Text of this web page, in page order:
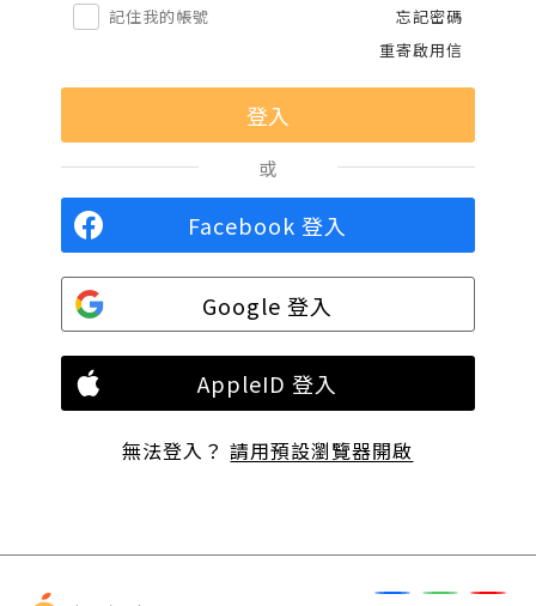
記住我的帳號
忘記密碼
重寄啟用信
或
Facebook 登入
Google 登入
AppleID 登入
無法登入？請用預設瀏覽器開啟